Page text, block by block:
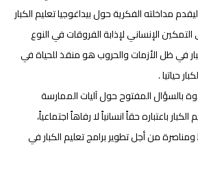
مداخلته الفكرية حول بيداغوجيا تعليم الكبار
الإنساني لإذابة الفروقات في النوع
في ظل الأزمات والحروب هو منقذ للحياة في
حياتيا .
بالسؤال المفتوح حول آليات الممارسة
باعتباره حقاً انسانياً لا رفاهاً اجتماعياً،
من أجل تطوير برامج تعليم الكبار في